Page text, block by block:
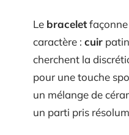
Le braceletfaçonne
caractère : cuir
cherchent la
pour une touche
un mélange de
un parti pris